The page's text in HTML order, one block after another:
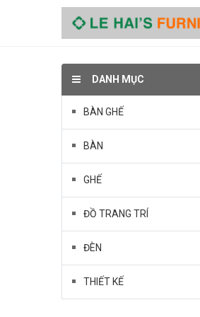
DANH MỤC
BÀN GHẾ
BÀN
GHẾ
ĐỒ TRANG TRÍ
ĐÈN
THIẾT KẾ